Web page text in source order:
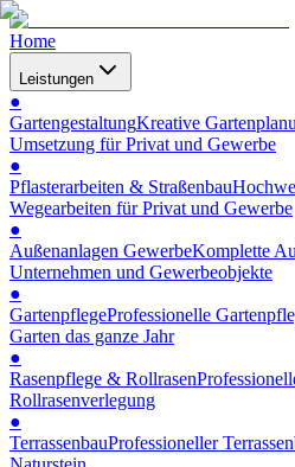
Home
Leistungen
●
GartengestaltungKreative
Umsetzung für Privat und Gewerbe
●
Pflasterarbeiten & Straßenbau
Wegearbeiten für Privat und Gewerbe
●
Außenanlagen GewerbeKomplette
Unternehmen und Gewerbeobjekte
●
GartenpflegeProfessionelle
Garten das ganze Jahr
●
Rasenpflege & Rollrasen
Rollrasenverlegung
●
TerrassenbauProfessioneller